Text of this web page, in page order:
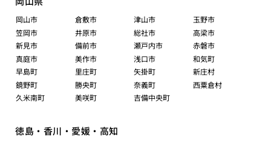
岡山市 倉敷市 津山市
玉野市
笠岡市
井原市 総社市
高梁市
新見市
備前市 瀬戸内市
赤磐市
真庭市
美作市 浅口市
和気町
早島町
里庄町 矢掛町
新庄村
鏡野町
勝央町 奈義町
西粟倉村
久米南町
美咲町 吉備中央町
徳島・香川・愛媛・高知